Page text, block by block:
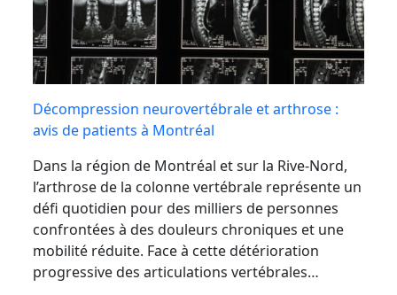
Décompression neurovertébrale et arthrose :
avis de patients à Montréal
Dans la région de Montréal et sur la Rive-Nord,
l’arthrose de la colonne vertébrale représente un
défi quotidien pour des milliers de personnes
confrontées à des douleurs chroniques et une
mobilité réduite. Face à cette détérioration
progressive des articulations vertébrales…